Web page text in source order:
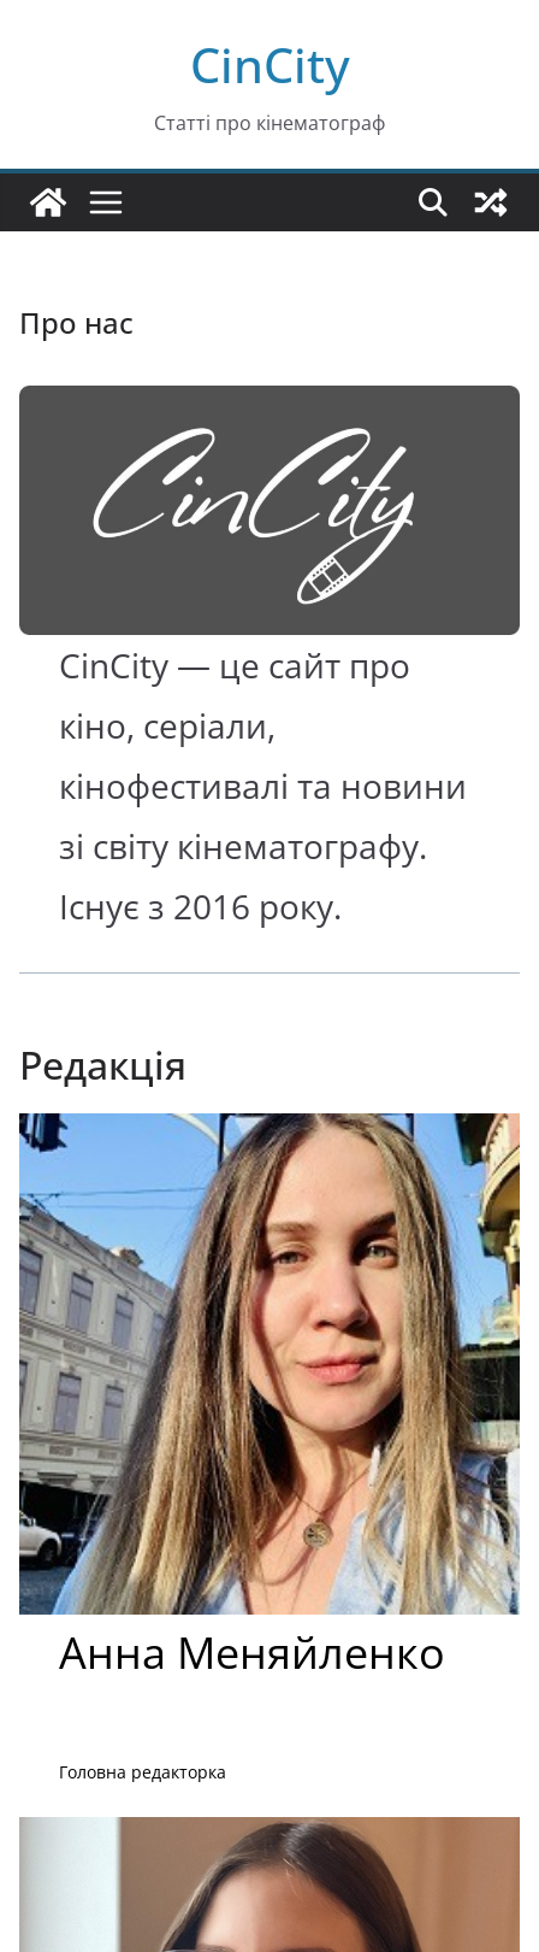
CinCity
Статті про кінематограф
Про нас
CinCity — це сайт про
кіно, серіали,
кінофестивалі та новини
зі світу кінематографу.
Існує з 2016 року.
Редакція
Анна Меняйленко
Головна редакторка